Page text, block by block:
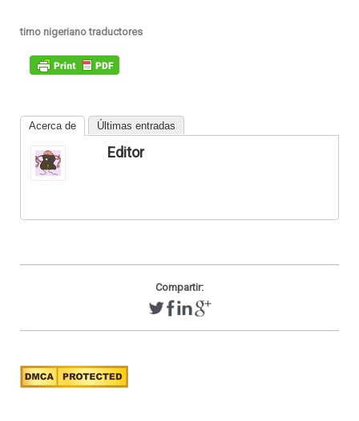
timo nigeriano traductores
Acerca de Últimas entradas
Editor
Compartir: